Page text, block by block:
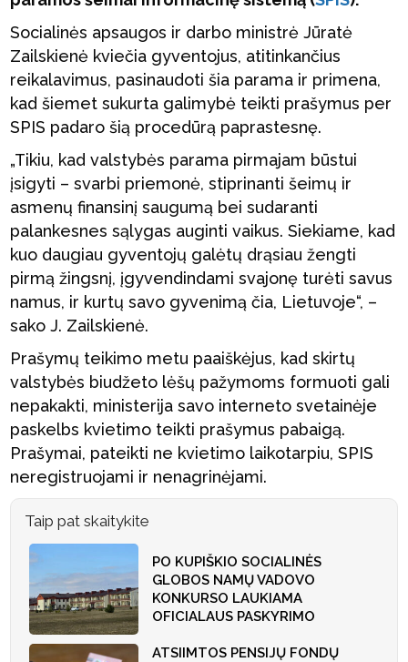
Socialinės apsaugos ir darbo ministrė Jūratė
Zailskienė kviečia gyventojus, atitinkančius
reikalavimus, pasinaudoti šia parama ir primena,
kad šiemet sukurta galimybė teikti prašymus per
SPIS padaro šią procedūrą paprastesnę.
„Tikiu, kad valstybės parama pirmajam būstui
įsigyti – svarbi priemonė, stiprinanti šeimų ir
asmenų finansinį saugumą bei sudaranti
palankesnes sąlygas auginti vaikus. Siekiame, kad
kuo daugiau gyventojų galėtų drąsiau žengti
pirmą žingsnį, įgyvendindami svajonę turėti savus
namus, ir kurtų savo gyvenimą čia, Lietuvoje“, –
sako J. Zailskienė.
Prašymų teikimo metu paaiškėjus, kad skirtų
valstybės biudžeto lėšų pažymoms formuoti gali
nepakakti, ministerija savo interneto svetainėje
paskelbs kvietimo teikti prašymus pabaigą.
Prašymai, pateikti ne kvietimo laikotarpiu, SPIS
neregistruojami ir nenagrinėjami.
Taip pat skaitykite
PO KUPIŠKIO SOCIALINĖS
GLOBOS NAMŲ VADOVO
KONKURSO LAUKIAMA
OFICIALAUS PASKYRIMO
ATSIIMTOS PENSIJŲ FONDŲ